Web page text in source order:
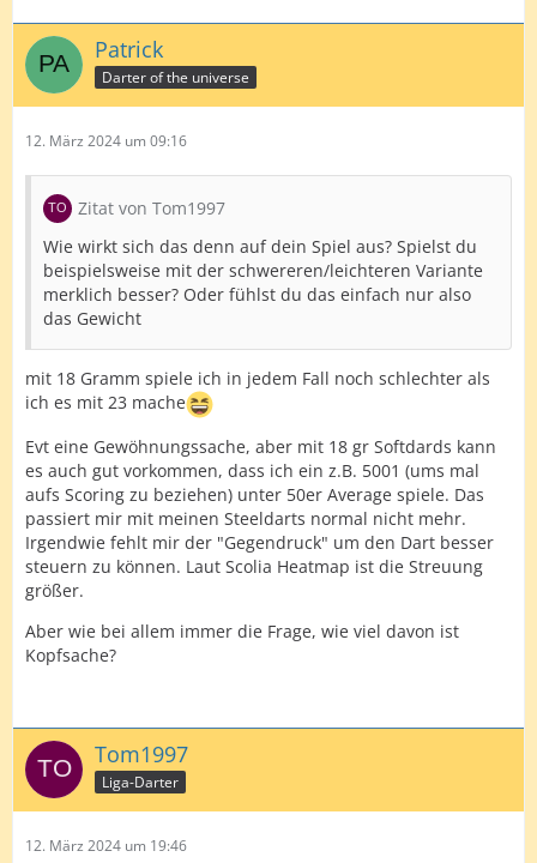
Patrick
Darter of the universe
12. März 2024 um 09:16
Zitat von Tom1997
Wie wirkt sich das denn auf dein Spiel aus? Spielst du
beispielsweise mit der schwereren/leichteren Variante
merklich besser? Oder fühlst du das einfach nur also
das Gewicht
mit 18 Gramm spiele ich in jedem Fall noch schlechter als
ich es mit 23 mache
Evt eine Gewöhnungssache, aber mit 18 gr Softdards kann
es auch gut vorkommen, dass ich ein z.B. 5001 (ums mal
aufs Scoring zu beziehen) unter 50er Average spiele. Das
passiert mir mit meinen Steeldarts normal nicht mehr.
Irgendwie fehlt mir der "Gegendruck" um den Dart besser
steuern zu können. Laut Scolia Heatmap ist die Streuung
größer.
Aber wie bei allem immer die Frage, wie viel davon ist
Kopfsache?
Tom1997
Liga-Darter
12. März 2024 um 19:46